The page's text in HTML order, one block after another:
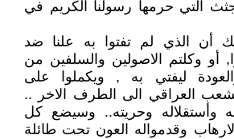
التي حرمها رسولنا الكريم في
أن الذي لم تفتوا به علنا ضد
أو وكلتم الاصولين والسلفين من
ليفتي به , ويكملوا على
العراقي الى الطرف الاخر ..
وأستقلاله وحريته.. وسيضع كل
وقدمواله العون تحت طائلة